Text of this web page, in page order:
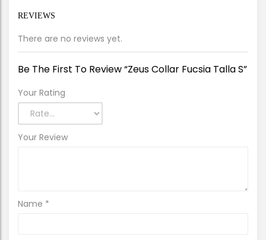
REVIEWS
There are no reviews yet.
Be The First To Review “Zeus Collar Fucsia Talla S”
Your Rating
Your Review
Name *